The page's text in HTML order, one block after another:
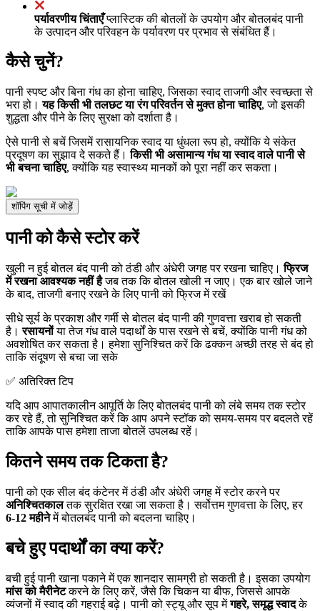
पर्यावरणीय चिंताएँप्लास्टिक की बोतलों के उपयोग और बोतलबंद पानी
के उत्पादन और परिवहन के पर्यावरण पर प्रभाव से संबंधित हैं।
कैसे चुनें?
पानी स्पष्ट और बिना गंध का होना चाहिए, जिसका स्वाद ताजगी और स्वच्छता से
भरा हो।यह किसी भी तलछट या रंग परिवर्तन से मुक्त होना चाहिए, जो इसकी
शुद्धता और पीने के लिए सुरक्षा को दर्शाता है।
ऐसे पानी से बचें जिसमें रासायनिक स्वाद या धुंधला रूप हो, क्योंकि ये संकेत
प्रदूषण का सुझाव दे सकते हैं।किसी भी असामान्य गंध या स्वाद वाले पानी से
भी बचना चाहिए, क्योंकि यह स्वास्थ्य मानकों को पूरा नहीं कर सकता।
शॉपिंग सूची में जोड़ें
पानी को कैसे स्टोर करें
खुली न हुई बोतल बंद पानी को ठंडी और अंधेरी जगह पर रखना चाहिए।फ्रिज
में रखना आवश्यक नहीं हैजब तक कि बोतल खोली न जाए। एक बार खोले जाने
के बाद, ताजगी बनाए रखने के लिए पानी को फ्रिज में रखें
सीधे सूर्य के प्रकाश और गर्मी से बोतल बंद पानी की गुणवत्ता खराब हो सकती
है।रसायनोंया तेज गंध वाले पदार्थों के पास रखने से बचें, क्योंकि पानी गंध को
अवशोषित कर सकता है। हमेशा सुनिश्चित करें कि ढक्कन अच्छी तरह से बंद हो
ताकि संदूषण से बचा जा सके
✅ अतिरिक्त टिप
यदि आप आपातकालीन आपूर्ति के लिए बोतलबंद पानी को लंबे समय तक स्टोर
कर रहे हैं, तो सुनिश्चित करें कि आप अपने स्टॉक को समय-समय पर बदलते रहें
ताकि आपके पास हमेशा ताजा बोतलें उपलब्ध रहें।
कितने समय तक टिकता है?
पानी को एक सील बंद कंटेनर में ठंडी और अंधेरी जगह में स्टोर करने पर
अनिश्चितकालतक सुरक्षित रखा जा सकता है। सर्वोत्तम गुणवत्ता के लिए, हर
6-12 महीनेमें बोतलबंद पानी को बदलना चाहिए।
बचे हुए पदार्थों का क्या करें?
बची हुई पानी खाना पकाने में एक शानदार सामग्री हो सकती है। इसका उपयोग
मांस को मैरीनेटकरने के लिए करें, जैसे कि चिकन या बीफ, जिससे आपके
व्यंजनों में स्वाद की गहराई बढ़े। पानी को स्ट्यू और सूप मेंगहरे, समृद्ध स्वादके